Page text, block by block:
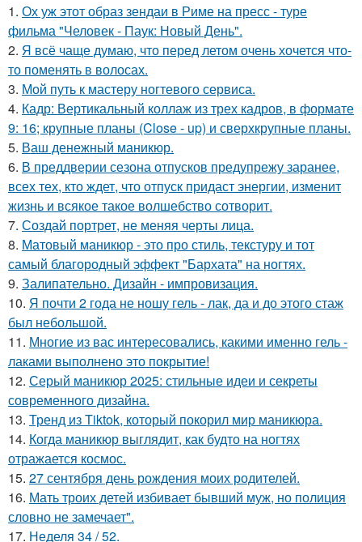
1. Ох уж этот образ зендаи в Риме на пресс - туре
фильма "Человек - Паук: Новый День".
2. Я всё чаще думаю, что перед летом очень хочется что-
то поменять в волосах.
3. Мой путь к мастеру ногтевого сервиса.
4. Кадр: Вертикальный коллаж из трех кадров, в формате
9: 16; крупные планы (Close - up) и сверхкрупные планы.
5. Ваш денежный маникюр.
6. В преддверии сезона отпусков предупрежу заранее,
всех тех, кто ждет, что отпуск придаст энергии, изменит
жизнь и всякое такое волшебство сотворит.
7. Создай портрет, не меняя черты лица.
8. Матовый маникюр - это про стиль, текстуру и тот
самый благородный эффект "Бархата" на ногтях.
9. Залипательно. Дизайн - импровизация.
10. Я почти 2 года не ношу гель - лак, да и до этого стаж
был небольшой.
11. Многие из вас интересовались, какими именно гель -
лаками выполнено это покрытие!
12. Серый маникюр 2025: стильные идеи и секреты
современного дизайна.
13. Тренд из Tiktok, который покорил мир маникюра.
14. Когда маникюр выглядит, как будто на ногтях
отражается космос.
15. 27 сентября день рождения моих родителей.
16. Мать троих детей избивает бывший муж, но полиция
словно не замечает".
17. Неделя 34 / 52.